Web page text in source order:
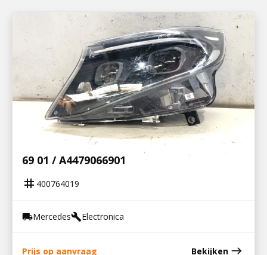
400764019
KOPLAMP LINKS XENON MP5 / A 447 906
69 01 / A4479066901
tag 400764019
local_shippingMercedesbuildElectronica
Prijs op aanvraag Bekijken east